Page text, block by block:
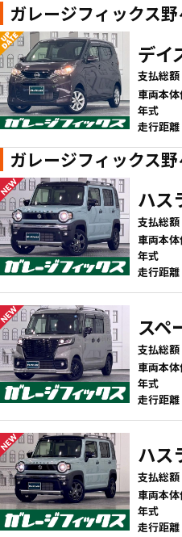
ガレージフィックス
デイ
支払総額
車両本
年式
走行距離
ガレージフィックス
ハス
支払総額
車両本
年式
走行距離
スペ
支払総額
車両本
年式
走行距離
ハス
支払総額
車両本
年式
走行距離